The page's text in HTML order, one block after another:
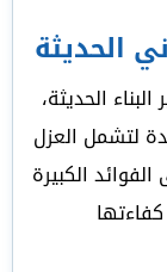
الحديثة
الحديثة،
لتشمل العزل
الكبيرة